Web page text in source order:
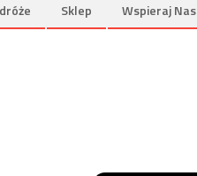
Sklep Wspieraj Nas